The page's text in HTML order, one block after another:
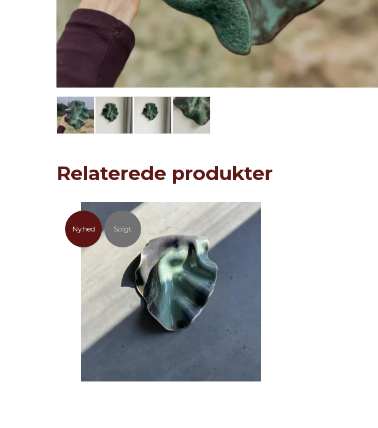
Relaterede produkter
Nyhed Solgt